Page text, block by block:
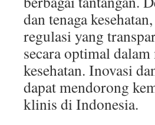
dan tenaga
regulasi yang
secara optimal
kesehatan. Inovasi
dapat mendorong
klinis di Indonesia.